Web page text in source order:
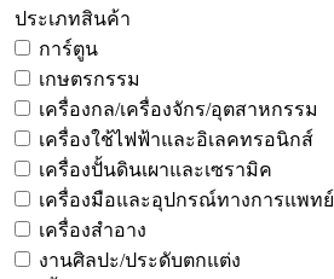
ประเภทสินค้า
การ์ตูน
เกษตรกรรม
เครื่องกล/เครื่องจักร/อุตสาหกรรม
เครื่องใช้ไฟฟ้าและอิเลคทรอนิกส์
เครื่องปั้นดินเผาและเซรามิค
เครื่องมือและอุปกรณ์ทางการแพทย์
เครื่องสำอาง
งานศิลปะ/ประดับตกแต่ง